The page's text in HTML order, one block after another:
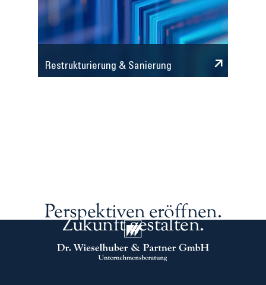
Restrukturierung & Sanierung
Perspektiven eröffnen.
Zukunft gestalten.